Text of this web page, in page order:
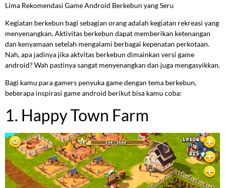
Lima Rekomendasi Game Android Berkebun yang Seru
Kegiatan berkebun bagi sebagian orang adalah kegiatan rekreasi yang
menyenangkan. Aktivitas berkebun dapat memberikan ketenangan
dan kenyamaan setelah mengalami berbagai kepenatan perkotaan.
Nah, apa jadinya jika aktvitas berkebun dimainkan versi game
android? Wah pastinya sangat menyenangkan dan juga mengasyikkan.
Bagi kamu para gamers penyuka game dengan tema berkebun,
beberapa inspirasi game android berikut bisa kamu coba:
1. Happy Town Farm